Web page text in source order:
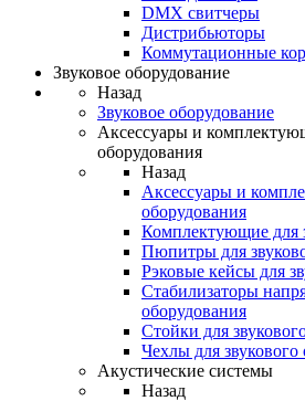
DMX свитчеры
Дистрибьюторы
Коммутационные
Звуковое оборудование
Назад
Звуковое оборудование
Аксессуары и
оборудования
Назад
Аксессуары и
оборудования
Комплектующие для
Пюпитры для
Рэковые кейсы для
Стабилизаторы
оборудования
Стойки для
Чехлы для звукового
Акустические системы
Назад